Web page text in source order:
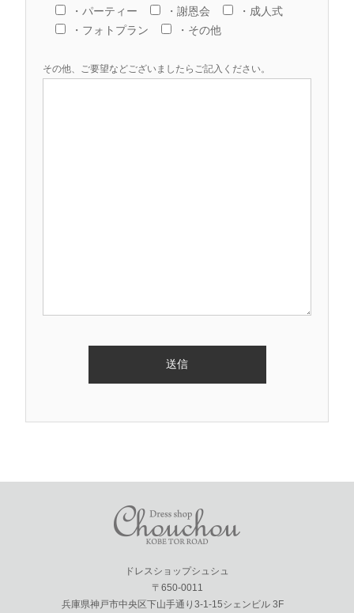
・パーティー
・謝恩会
・成人式
・フォトプラン
・その他
その他、ご要望などございましたらご記入ください。
ドレスショップシュシュ
〒650-0011
兵庫県神戸市中央区下山手通り3-1-15シェンビル 3F